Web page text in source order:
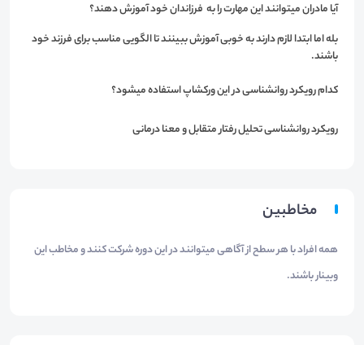
آيا مادران ميتوانند اين مهارت را به فرزاندان خود آموزش دهند؟
بله اما ابتدا لازم دارند به خوبی آموزش ببینند تا الگویی مناسب برای فرزند خود
باشند.
کدام رويكرد روانشناسی در اين ورکشاپ استفاده ميشود؟
رويكرد روانشناسی تحليل رفتار متقابل و معنا درمانی
مخاطبین
همه افراد با هر سطح از آگاهی میتوانند در این دوره شرکت کنند و مخاطب این
وبینار باشند.